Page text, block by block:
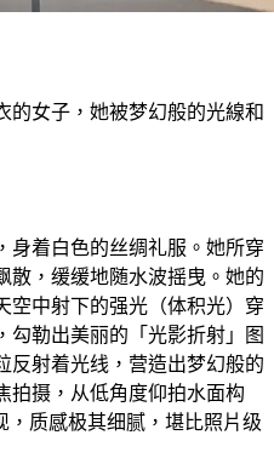
的女子，她被梦幻般的光線和
身着白色的丝绸礼服。她所穿
散，缓缓地随水波摇曳。她的
空中射下的强光（体积光）穿
勾勒出美丽的「光影折射」图
反射着光线，营造出梦幻般的
拍摄，从低角度仰拍水面构
质感极其细腻，堪比照片级